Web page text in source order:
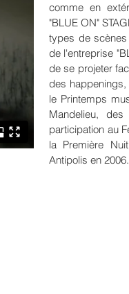
comme en
"BLUE ON"
types de scènes
de l'entreprise
de se projeter
des
le Printemps
Mandelieu,
participation au
la Première
Antipolis en 2006.